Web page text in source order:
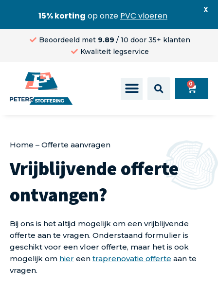
Beoordeeld met 9.89 / 10 door 35+ klanten
Kwaliteit legservice
0
Home – Offerte aanvragen
Vrijblijvende offerte
ontvangen?
Bij ons is het altijd mogelijk om een vrijblijvende
offerte aan te vragen. Onderstaand formulier is
geschikt voor een vloer offerte, maar het is ook
mogelijk om hier een traprenovatie offerte aan te
vragen.
15% korting op onze PVC vloeren
X